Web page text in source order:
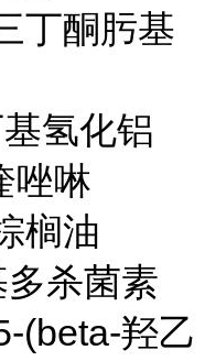
丁酮肟基
氢化铝
唑啉
榈油
杀菌素
(beta-羟乙